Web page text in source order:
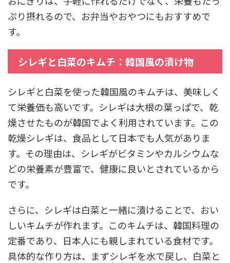
ぷり摂れるので、お弁当やおやつにもおすすめで
す。
シレギと白菜のキムチ：韓国風の漬け物
シレギと白菜を使った韓国風のキムチは、美味しく
て栄養価も高いです。シレギは大根の葉っぱで、乾
燥させたものが韓国でよく利用されています。この
乾燥シレギは、食品として日本でも人気がありま
す。その理由は、シレギがビタミンやカルシウムな
どの栄養素が豊富で、健康に良いとされているから
です。
さらに、シレギは白菜と一緒に漬けることで、おい
しいキムチが作れます。このキムチは、韓国料理の
定番であり、日本人にも親しまれている食材です。
具体的な作り方は、まずシレギを水で戻し、白菜と